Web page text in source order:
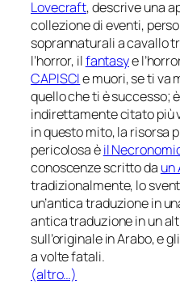
Lovecraft, descrive una
collezione di eventi,
soprannaturali a cavallo
l’horror, ilfantasye
CAPISCIe muori, se ti va
quello che ti è successo;
indirettamente citato più
in questo mito, la risorsa
pericolosa èil
conoscenze scritto da un
tradizionalmente, lo
un’antica traduzione in
antica traduzione in un
sull’originale in Arabo, e
a volte fatali.
(altro…)